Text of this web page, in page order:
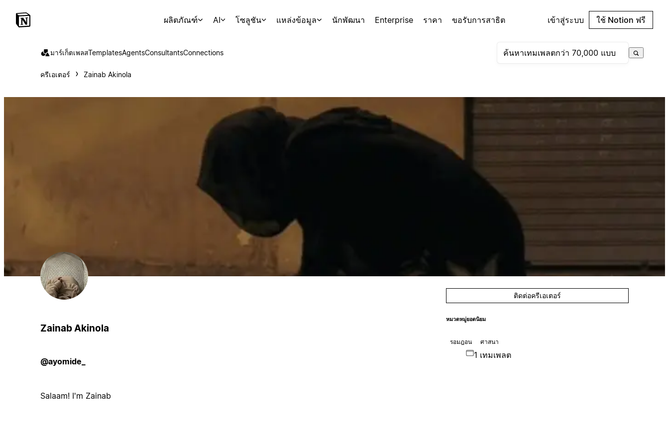
ผลิตภัณฑ์ AI โซลูชัน แหล่งข้อมูล นักพัฒนา Enterprise ราคา ขอรับการสาธิต เข้าสู่ระบบ ใช้ Notion ฟรี
มาร์เก็ตเพลสTemplatesAgentsConsultantsConnections
ครีเอเตอร์ Zainab Akinola
Zainab Akinola
@ayomide_
Salaam! I'm Zainab
ติดต่อครีเอเตอร์
หมวดหมู่ยอดนิยม
รอมฎอน ศาสนา
1 เทมเพลต